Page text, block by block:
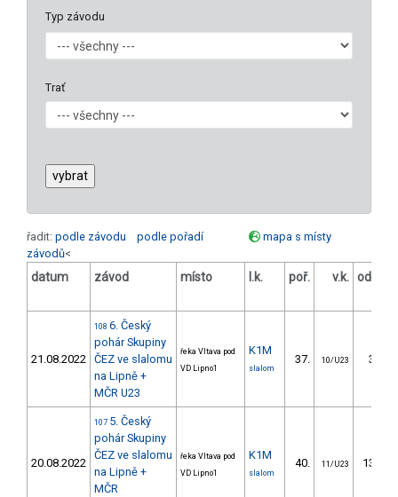
Typ závodu
Trať
řadit: podle závodu podle pořadí
mapa s místy
závodů<
datum závod místo l.k. poř. v.k. odstup
21.08.2022
108 6. Český
pohár Skupiny
ČEZ ve slalomu
na Lipně +
MČR U23
řeka Vltava pod
VD Lipno1
K1M
slalom
37. 10/U23 30.58
20.08.2022
107 5. Český
pohár Skupiny
ČEZ ve slalomu
na Lipně +
MČR
řeka Vltava pod
VD Lipno1
K1M
slalom
40. 11/U23 130.86